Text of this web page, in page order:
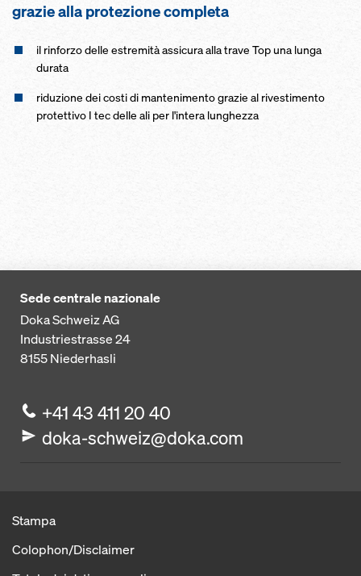
grazie alla protezione completa
il rinforzo delle estremità assicura alla trave Top una lunga
durata
riduzione dei costi di mantenimento grazie al rivestimento
protettivo I tec delle ali per l'intera lunghezza
Sede centrale nazionale
Doka Schweiz AG
Industriestrasse 24
8155Niederhasli
+41 43 411 20 40
doka-schweiz@doka.com
Stampa
Colophon/Disclaimer